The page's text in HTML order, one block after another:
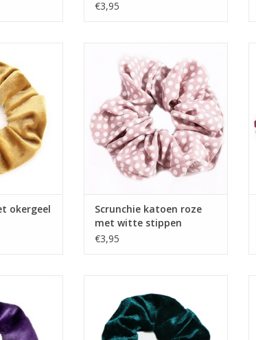
€3,95
okergeel
stippen
TOEVOEGEN AAN WINKELWAGEN
Scrunchie katoen roze
met witte stippen
€3,95